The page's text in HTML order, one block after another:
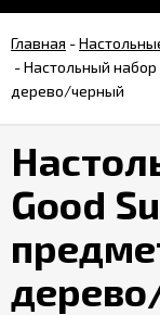
Возврат
ручек
Контакты
Главная -
-Настольный набор
дерево/черный
Good